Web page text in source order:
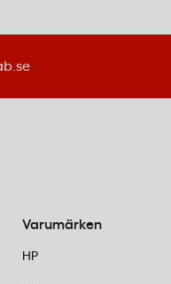
Varumärken
HP